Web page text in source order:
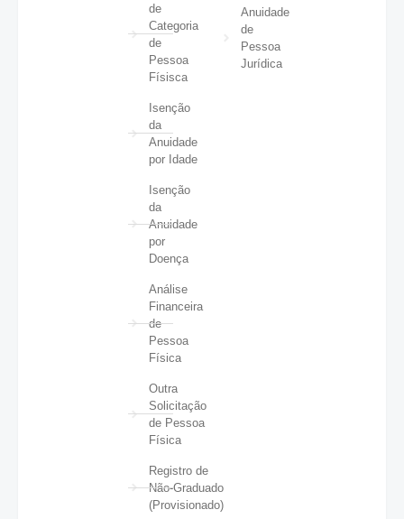
de
Categoria
de
Pessoa
Físisca
Isenção
da
Anuidade
por Idade
Isenção
da
Anuidade
por
Doença
Análise
Financeira
de
Pessoa
Física
Outra
Solicitação
de Pessoa
Física
Registro de
Não-Graduado
(Provisionado)
Anuidade
de
Pessoa
Jurídica